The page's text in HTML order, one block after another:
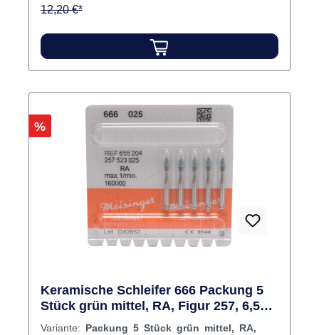
Randspalts.Indikationen: Prophylaxe,
12,20 €*
Rabatt
%
Keramische Schleifer 666 Packung 5
Stück grün mittel, RA, Figur 257, 6,5
mm, ISO 025
Variante: Packung 5 Stück grün mittel, RA,